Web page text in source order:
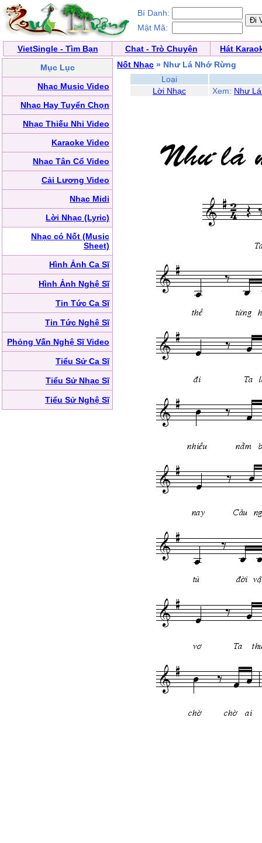
Bí Danh:
Mật Mã:
VietSingle - Tìm Bạn Chat - Trò Chuyện
Hát
Mục Lục
Nhạc Music Video
Nhạc Hay Tuyển Chọn
Nhạc Thiếu Nhi Video
Karaoke Video
Nhạc Tân Cổ Video
Cải Lương Video
Nhạc Midi
Lời Nhạc (Lyric)
Nhạc có Nốt (Music
Sheet)
Hình Ảnh Ca Sĩ
Hình Ảnh Nghệ Sĩ
Tin Tức Ca Sĩ
Tin Tức Nghệ Sĩ
Phỏng Vấn Nghệ Sĩ Video
Tiểu Sử Ca Sĩ
Tiểu Sử Nhạc Sĩ
Tiểu Sử Nghệ Sĩ
Nốt Nhạc » Như Lá Nhớ Rừng
Loại
Lời Nhạc
Xem: Như